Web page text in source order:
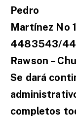
Pedro
Martínez No
4483543/
Rawson –
Se dará
completos